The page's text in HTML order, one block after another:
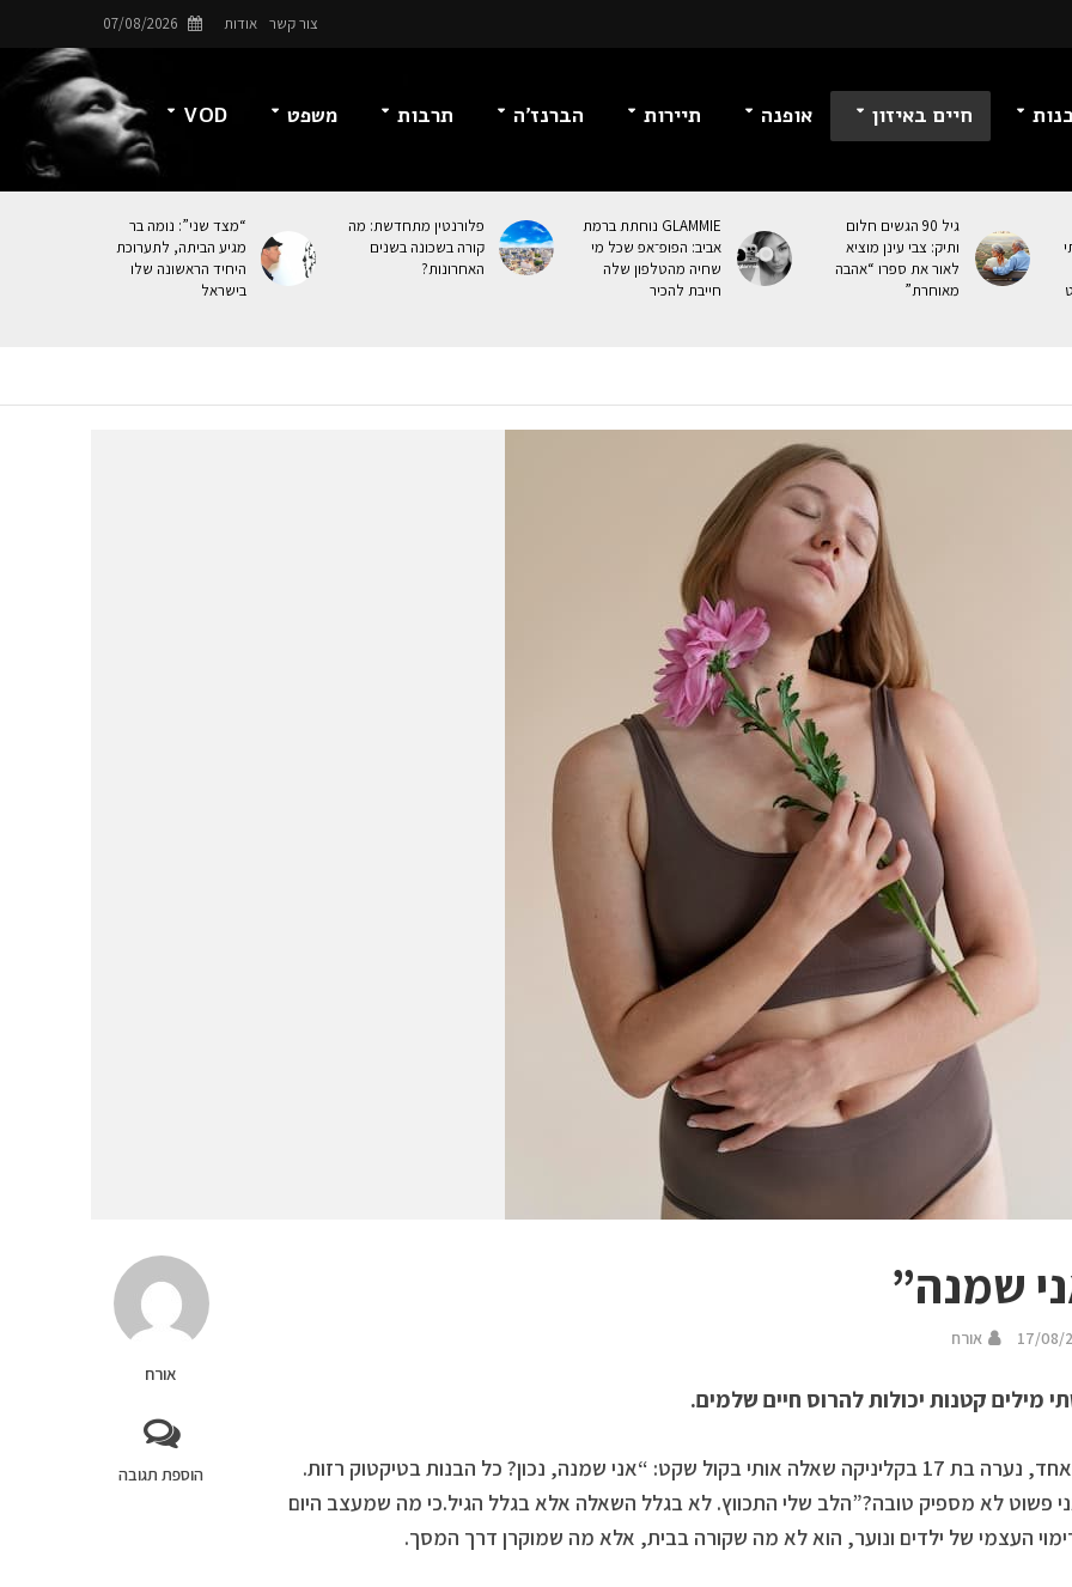
צור קשר אודות 07/08/2026
חיים באיזון אופנה תיירות הברנז’ה תרבות משפט VOD
גיל 90 הגשים חלום
ותיק: צבי עינן מוציא
לאור את ספרו “אהבה
מאוחרת”
GLAMMIE נוחתת ברמת
אביב: הפופ־אפ שכל מי
שחיה מהטלפון שלה
חייבת להכיר
פלורנטין מתחדשת: מה
קורה בשכונה בשנים
האחרונות?
“מצד שני”: נומה בר
מגיע הביתה, לתערוכת
היחיד הראשונה שלו
בישראל
אורח
הוספת תגובה
שמנה”
17/08/ אורח
מילים קטנות יכולות להרוס חיים שלמים.
בערב אחד, נערה בת 17 בקליניקה שאלה אותי בקול שקט: “אני שמנה, נכון? כל הבנות בטיקטוק רזות.
פשוט לא מספיק טובה?”הלב שלי התכווץ. לא בגלל השאלה אלא בגלל הגיל.כי מה שמעצב היום
העצמי של ילדים ונוער, הוא לא מה שקורה בבית, אלא מה שמוקרן דרך המסך.